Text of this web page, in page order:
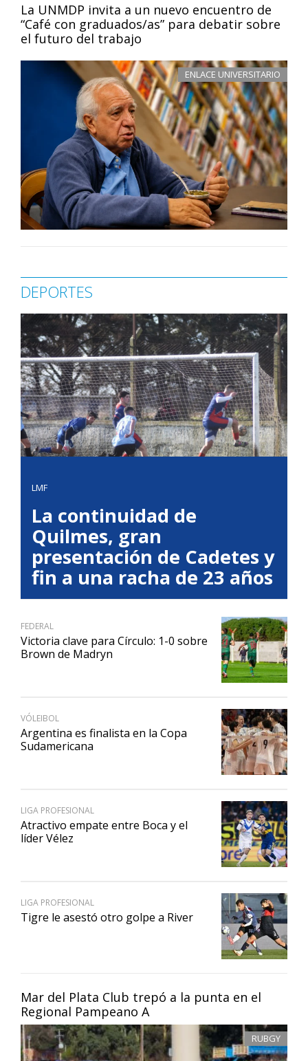
La UNMDP invita a un nuevo encuentro de
“Café con graduados/as” para debatir sobre
el futuro del trabajo
ENLACE UNIVERSITARIO
DEPORTES
Mar del Plata Club trepó a la punta en el
Regional Pampeano A
RUBGY
LMF
La continuidad de
Quilmes, gran
presentación de Cadetes y
fin a una racha de 23 años
FEDERAL
Victoria clave para Círculo: 1-0 sobre
Brown de Madryn
VÓLEIBOL
Argentina es finalista en la Copa
Sudamericana
LIGA PROFESIONAL
Atractivo empate entre Boca y el
líder Vélez
LIGA PROFESIONAL
Tigre le asestó otro golpe a River